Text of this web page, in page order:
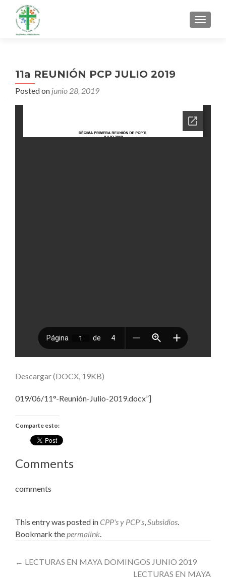
MENU
11a REUNIÓN PCP JULIO 2019
Posted on junio 28, 2019
Descargar (DOCX, 19KB)
019/06/11°-Reunión-Julio-2019.docx”]
Comparte esto:
Comments
comments
This entry was posted in CPP's y PCP's,Subsidios.
Bookmark thepermalink.
Post
← LECTURAS EN MAYA DOMINGOS JUNIO 2019
LECTURAS EN MAYA